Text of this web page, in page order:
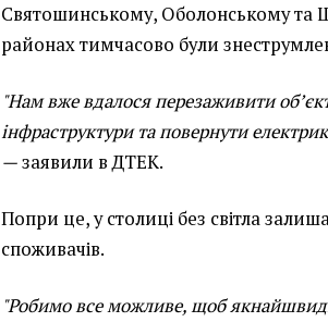
Святошинському, Оболонському та
районах тимчасово були
"Нам вже вдалося перезаживити
інфраструктури та повернути
—заявили в ДТЕК.
Попри це, у столиці без світла
споживачів.
"Робимо все можливе, щоб